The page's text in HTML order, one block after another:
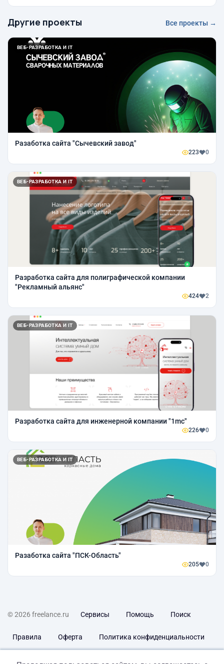
Другие проекты Все проекты →
ВЕБ-РАЗРАБОТКА И IT
Разаботка сайта "Сычевский завод"
223 0
ВЕБ-РАЗРАБОТКА И IT
Разработка сайта для полиграфической компании
"Рекламный альянс"
424 2
ВЕБ-РАЗРАБОТКА И IT
Разработка сайта для инженерной компании "1mc"
226 0
ВЕБ-РАЗРАБОТКА И IT
Разаботка сайта "ПСК-Область"
205 0
© 2026 freelance.ru Сервисы Помощь Поиск
Правила Оферта Политика конфиденциальности